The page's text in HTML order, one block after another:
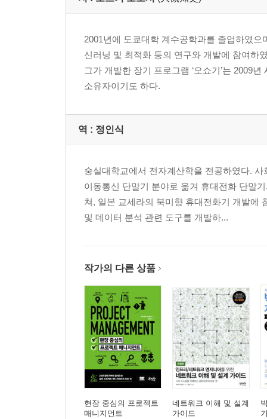
2001년에 도쿄대학 계수공학과를 졸업하였
신러닝 및 최적화 등의 연구와 개발에 참여하
그가 개발한 장기 프로그램 ‘오쇼기’는 2009
소유자이기도 하다.
역 : 정인식
숭실대학교에서 전자계산학을 전공하였다.
이동통신 단말기 분야로 옮겨 휴대전화 단말
쳐, 일본 교세라의 북미향 휴대전화기 개발에
및 데이터 분석 관련 도구를 개발하...
작가의 다른 상품
현장 중심의 프로젝트
매니지먼트
네트워크 이해 및 설계
가이드